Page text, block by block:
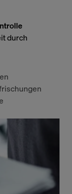
durch